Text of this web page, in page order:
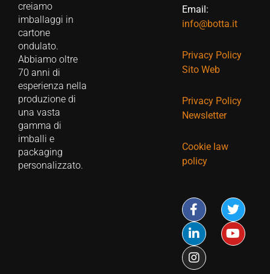
creiamo
imballaggi in
cartone
ondulato.
Abbiamo oltre
70 anni di
esperienza nella
produzione di
una vasta
gamma di
imballi e
packaging
personalizzato.
Email:
info@botta.it
Privacy Policy
Sito Web
Privacy Policy
Newsletter
Cookie law
policy